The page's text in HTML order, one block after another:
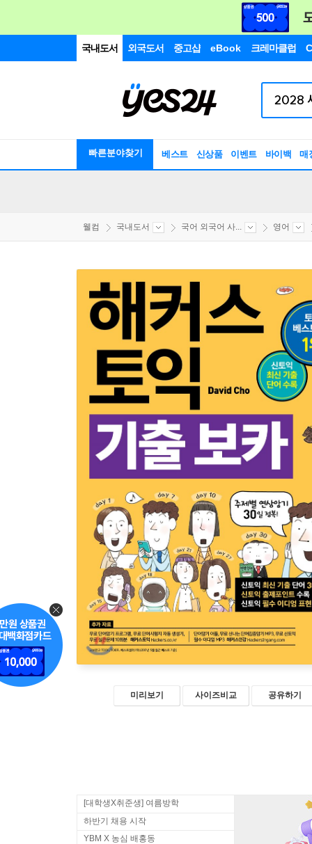
국내도서 외국도서 중고샵 eBook 크레마클럽
빠른분야찾기 베스트 신상품 이벤트 바이백 매
웰컴 국내도서 국어 외국어 사... 영어
미리보기 사이즈비교 공유하기
[대학생X취준생] 여름방학
하반기 채용 시작
YBM X 농심 배홍동